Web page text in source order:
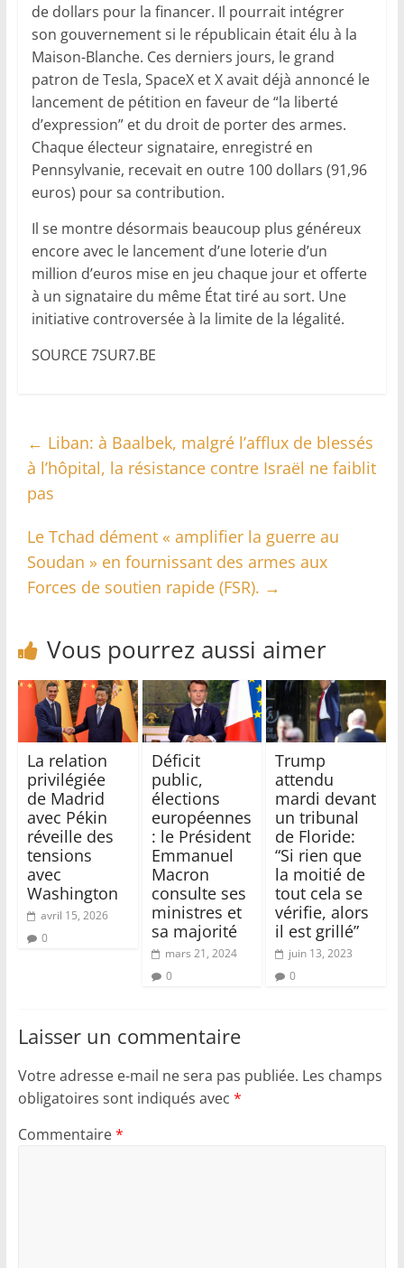
de dollars pour la financer. Il pourrait intégrer
son gouvernement si le républicain était élu à la
Maison-Blanche. Ces derniers jours, le grand
patron de Tesla, SpaceX et X avait déjà annoncé le
lancement de pétition en faveur de “la liberté
d’expression” et du droit de porter des armes.
Chaque électeur signataire, enregistré en
Pennsylvanie, recevait en outre 100 dollars (91,96
euros) pour sa contribution.
Il se montre désormais beaucoup plus généreux
encore avec le lancement d’une loterie d’un
million d’euros mise en jeu chaque jour et offerte
à un signataire du même État tiré au sort. Une
initiative controversée à la limite de la légalité.
SOURCE 7SUR7.BE
← Liban: à Baalbek, malgré l’afflux de blessés
à l’hôpital, la résistance contre Israël ne faiblit
pas
Le Tchad dément « amplifier la guerre au
Soudan » en fournissant des armes aux
Forces de soutien rapide (FSR). →
Vous pourrez aussi aimer
La relation
privilégiée
de Madrid
avec Pékin
réveille des
tensions
avec
Washington
avril 15, 2026
0
Déficit
public,
élections
européennes
: le Président
Emmanuel
Macron
consulte ses
ministres et
sa majorité
mars 21, 2024
0
Trump
attendu
mardi devant
un tribunal
de Floride:
“Si rien que
la moitié de
tout cela se
vérifie, alors
il est grillé”
juin 13, 2023
0
Laisser un commentaire
Votre adresse e-mail ne sera pas publiée. Les champs
obligatoires sont indiqués avec *
Commentaire*